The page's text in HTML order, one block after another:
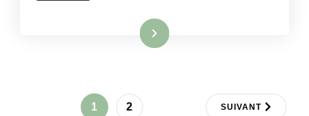
Lire la suite
Pagination
PAGE
1 PAGE
2 SUIVANT